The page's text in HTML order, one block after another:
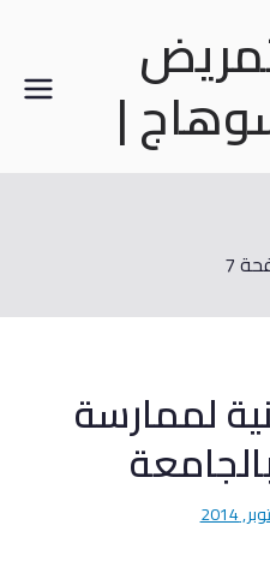
|
7
لممارسة